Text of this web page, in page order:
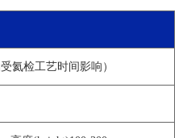
氦检工艺时间影响）